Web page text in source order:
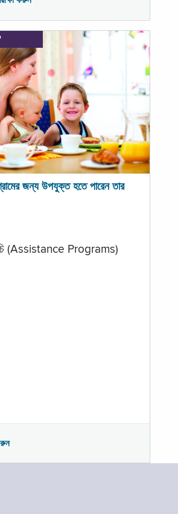
জন্য উপযুক্ত হতে পারেন তার
(Assistance Programs)